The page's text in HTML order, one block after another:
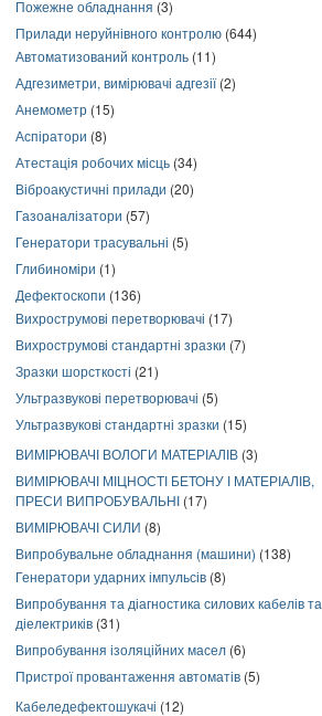
Пожежне обладнання (3)
Прилади неруйнівного контролю (644)
Автоматизований контроль (11)
Адгезиметри, вимірювачі адгезії(2)
Анемометр (15)
Аспіратори (8)
Атестація робочих місць (34)
Віброакустичні прилади (20)
Газоаналізатори (57)
Генератори трасувальні (5)
Глибиноміри (1)
Дефектоскопи (136)
Вихрострумові перетворювачі (17)
Вихрострумові стандартні зразки (7)
Зразки шорсткості (21)
Ультразвукові перетворювачі (5)
Ультразвукові стандартні зразки (15)
ВИМІРЮВАЧІ ВОЛОГИ МАТЕРІАЛІВ (3)
ВИМІРЮВАЧІ МІЦНОСТІ БЕТОНУ І МАТЕРІАЛІВ,
ПРЕСИ ВИПРОБУВАЛЬНІ (17)
ВИМІРЮВАЧІ СИЛИ (8)
Випробувальне обладнання (машини) (138)
Генератори ударних імпульсів (8)
Випробування та діагностика силових кабелів та
діелектриків (31)
Випробування ізоляційних масел (6)
Пристрої провантаження автоматів (5)
Кабеледефектошукачі (12)